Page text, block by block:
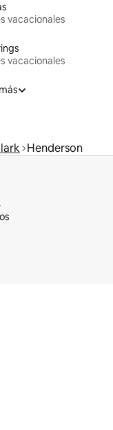
vacacionales
vacacionales
Henderson